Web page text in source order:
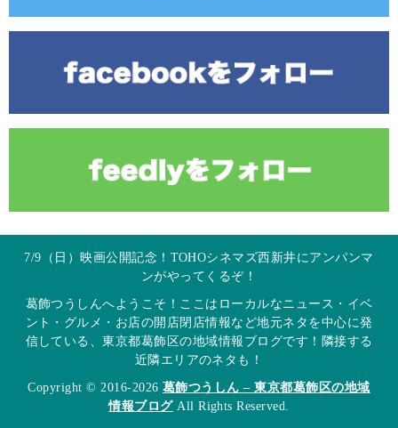
7/9（日）映画公開記念！TOHOシネマズ西新井にアンパンマ
ンがやってくるぞ！
葛飾つうしんへようこそ！ここはローカルなニュース・イベ
ント・グルメ・お店の開店閉店情報など地元ネタを中心に発
信している、東京都葛飾区の地域情報ブログです！隣接する
近隣エリアのネタも！
Copyright © 2016-2026 葛飾つうしん – 東京都葛飾区の地域
情報ブログAll Rights Reserved.